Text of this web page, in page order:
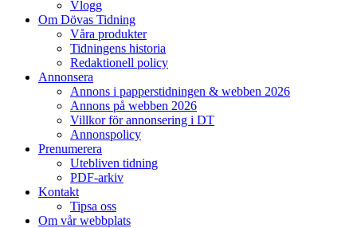
Vlogg
Om Dövas Tidning
Våra produkter
Tidningens historia
Redaktionell policy
Annonsera
Annons i papperstidningen & webben 2026
Annons på webben 2026
Villkor för annonsering i DT
Annonspolicy
Prenumerera
Utebliven tidning
PDF-arkiv
Kontakt
Tipsa oss
Om vår webbplats